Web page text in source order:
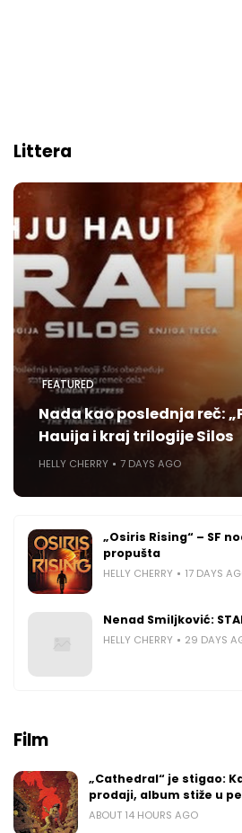
Littera
FEATURED
Nada kao poslednja reč:
Hauija i kraj trilogije Silos
HELLY CHERRY 7 DAYS AGO
„Osiris Rising“ – SF
propušta
HELLY CHERRY 17 DAYS
Nenad Smiljković:
HELLY CHERRY 29 DAYS
Film
„Cathedral“ je stigao:
prodaji, album stiže u
ABOUT 14 HOURS AGO